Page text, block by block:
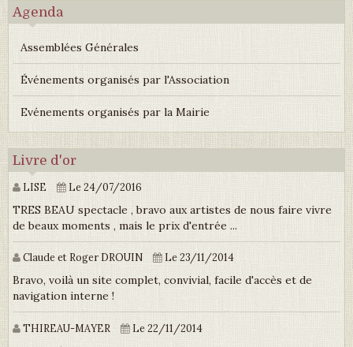
Agenda
Assemblées Générales
Événements organisés par l'Association
Evénements organisés par la Mairie
Livre d'or
LISE Le 24/07/2016
TRES BEAU spectacle , bravo aux artistes de nous faire vivre
de beaux moments , mais le prix d'entrée ...
Claude et Roger DROUIN Le 23/11/2014
Bravo, voilà un site complet, convivial, facile d'accès et de
navigation interne !
THIREAU-MAYER Le 22/11/2014